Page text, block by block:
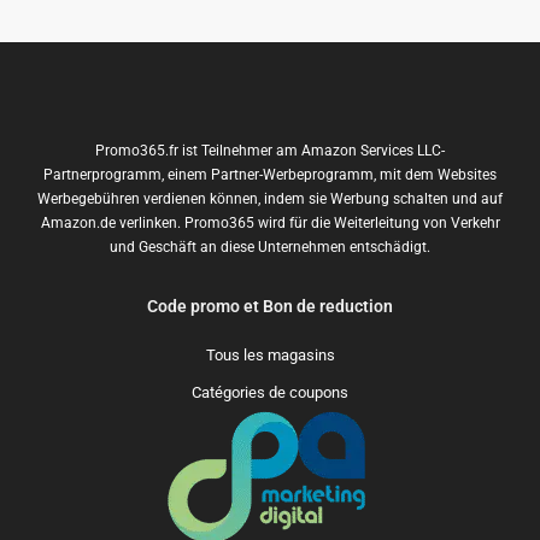
Promo365.fr ist Teilnehmer am Amazon Services LLC-
Partnerprogramm, einem Partner-Werbeprogramm, mit dem Websites
Werbegebühren verdienen können, indem sie Werbung schalten und auf
Amazon.de verlinken. Promo365 wird für die Weiterleitung von Verkehr
und Geschäft an diese Unternehmen entschädigt.
Code promo et Bon de reduction
Tous les magasins
Catégories de coupons